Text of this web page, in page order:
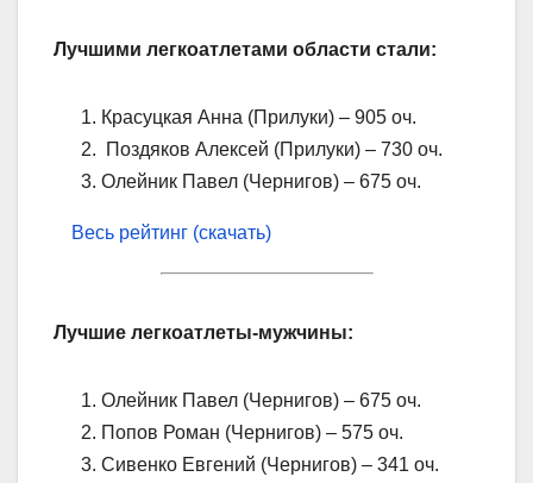
Лучшими легкоатлетами области стали:
Красуцкая Анна (Прилуки) – 905 оч.
Поздяков Алексей (Прилуки) – 730 оч.
Олейник Павел (Чернигов) – 675 оч.
Весь рейтинг (скачать)
Лучшие легкоатлеты-мужчины:
Олейник Павел (Чернигов) – 675 оч.
Попов Роман (Чернигов) – 575 оч.
Сивенко Евгений (Чернигов) – 341 оч.